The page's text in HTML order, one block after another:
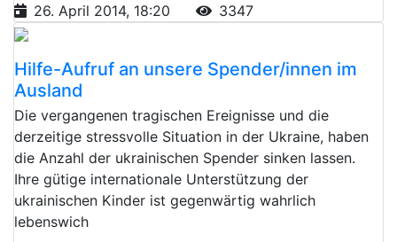
26. April 2014, 18:20
3347
Hilfe-Aufruf an unsere Spender/innen im
Ausland
Die vergangenen tragischen Ereignisse und die
derzeitige stressvolle Situation in der Ukraine, haben
die Anzahl der ukrainischen Spender sinken lassen.
Ihre gütige internationale Unterstützung der
ukrainischen Kinder ist gegenwärtig wahrlich
lebenswich